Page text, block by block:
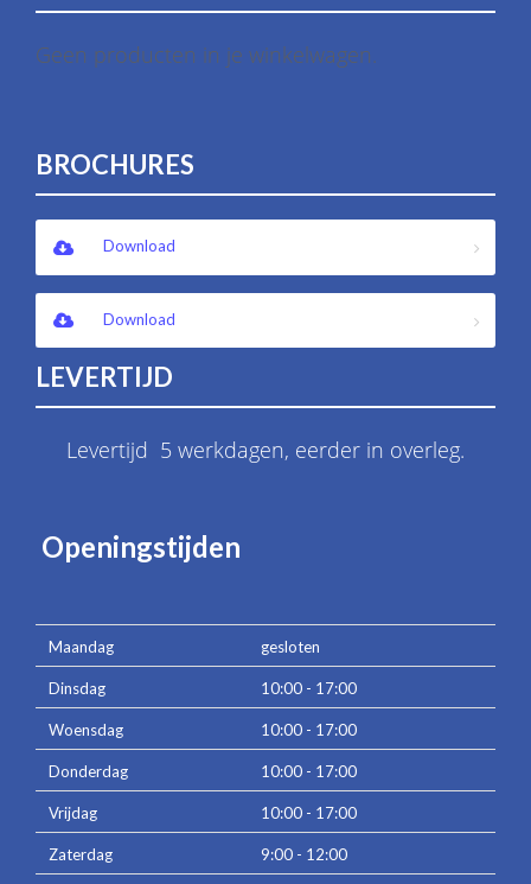
Geen producten in je winkelwagen.
BROCHURES
Download
Download
LEVERTIJD
Levertijd 5 werkdagen, eerder in overleg.
Openingstijden
Maandag gesloten
Dinsdag 10:00 - 17:00
Woensdag 10:00 - 17:00
Donderdag 10:00 - 17:00
Vrijdag 10:00 - 17:00
Zaterdag 9:00 - 12:00